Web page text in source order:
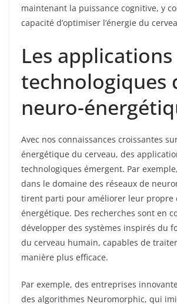
maintenant la puissance cognitive, y
capacité d’optimiser l’énergie du
Les applications
technologiques
neuro-
Avec nos connaissances croissantes
énergétique du cerveau, des
technologiques émergent. Par
dans le domaine des réseaux de
tirent parti pour améliorer leur propre
énergétique. Des recherches sont en
développer des systèmes inspirés du
du cerveau humain, capables de
manière plus efficace.
Par exemple, des entreprises
des algorithmes Neuromorphic, qui